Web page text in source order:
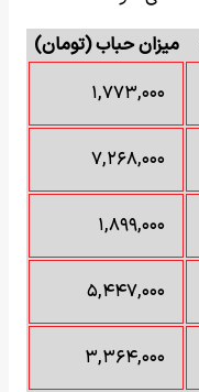
میزان حباب (تومان)
۱,۷۷۳,۰۰۰
۷,۲۶۸,۰۰۰
۱,۸۹۹,۰۰۰
۵,۴۴۷,۰۰۰
۳,۳۶۴,۰۰۰